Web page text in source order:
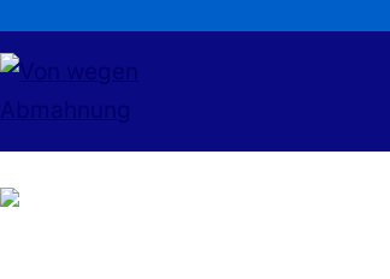
Zum
Inhalt
springen
Von
wegen